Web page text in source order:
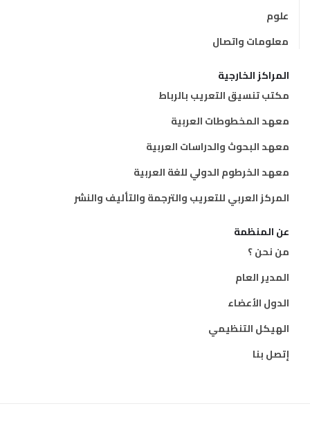
علوم
معلومات واتصال
المراكز الخارجية
مكتب تنسيق التعريب بالرباط
معهد المخطوطات العربية
معهد البحوث والدراسات العربية
معهد الخرطوم الدولي للغة العربية
المركز العربي للتعريب والترجمة والتأليف والنشر
عن المنظمة
من نحن ؟
المدير العام
الدول الأعضاء
الهيكل التنظيمي
إتصل بنا